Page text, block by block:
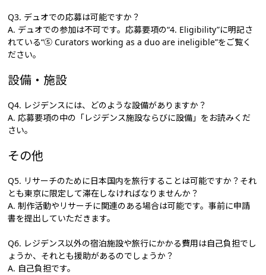
Q3. デュオでの応募は可能ですか？
A. デュオでの参加は不可です。応募要項の“4. Eligibility”に明記さ
れている“⑤ Curators working as a duo are ineligible”をご覧く
ださい。
設備・施設
Q4. レジデンスには、どのような設備がありますか？
A. 応募要項の中の「レジデンス施設ならびに設備」をお読みくだ
さい。
その他
Q5. リサーチのために日本国内を旅行することは可能ですか？それ
とも東京に限定して滞在しなければなりませんか？
A. 制作活動やリサーチに関連のある場合は可能です。事前に申請
書を提出していただきます。
Q6. レジデンス以外の宿泊施設や旅行にかかる費用は自己負担でし
ょうか、それとも援助があるのでしょうか？
A. 自己負担です。